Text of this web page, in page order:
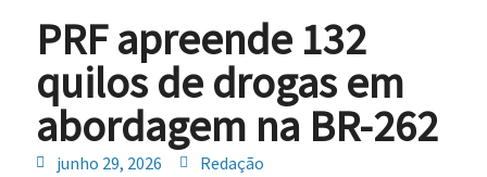
PRF apreende 132
quilos de drogas em
abordagem na BR-262
junho 29, 2026 Redação